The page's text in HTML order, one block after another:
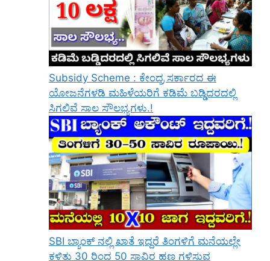
Subsidy Scheme : ಕೇಂದ್ರ ಸರ್ಕಾರದ ಈ
ಯೋಜನೆಗಳಡಿ ಮಹಿಳೆಯರಿಗೆ ಕಡಿಮೆ ಬಡ್ಡಿದರದಲ್ಲಿ
ಸಿಗಲಿವೆ ಸಾಲ ಸೌಲಭ್ಯಗಳು.!
SBI ಬ್ಯಾಂಕ್ ನಲ್ಲಿ ಖಾತೆ ಇದ್ದರೆ ತಿಂಗಳಿಗೆ ಮನೆಯಲ್ಲೇ
ಕಳಿತು 30 ರಿಂದ 50 ಸಾವಿರ ಹಣ ಗಳಿಸುವ